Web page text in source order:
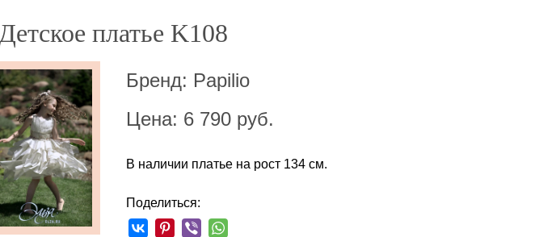
платье K108
Бренд: Papilio
Цена: 6 790 руб.
В наличии платье на рост 134 см.
Поделиться: